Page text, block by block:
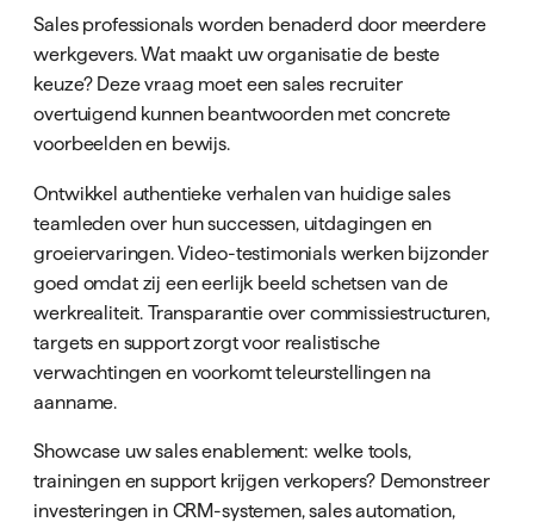
Sales professionals worden benaderd door meerdere
werkgevers. Wat maakt uw organisatie de beste
keuze? Deze vraag moet een sales recruiter
overtuigend kunnen beantwoorden met concrete
voorbeelden en bewijs.
Ontwikkel authentieke verhalen van huidige sales
teamleden over hun successen, uitdagingen en
groeiervaringen. Video-testimonials werken bijzonder
goed omdat zij een eerlijk beeld schetsen van de
werkrealiteit. Transparantie over commissiestructuren,
targets en support zorgt voor realistische
verwachtingen en voorkomt teleurstellingen na
aanname.
Showcase uw sales enablement: welke tools,
trainingen en support krijgen verkopers? Demonstreer
investeringen in CRM-systemen, sales automation,